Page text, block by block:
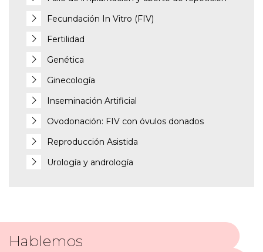
Fecundación In Vitro (FIV)
Fertilidad
Genética
Ginecología
Inseminación Artificial
Ovodonación: FIV con óvulos donados
Reproducción Asistida
Urología y andrología
Hablemos